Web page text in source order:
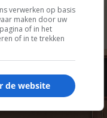
verwerken op basis
maken door uw
of in het
of in te trekken
de website